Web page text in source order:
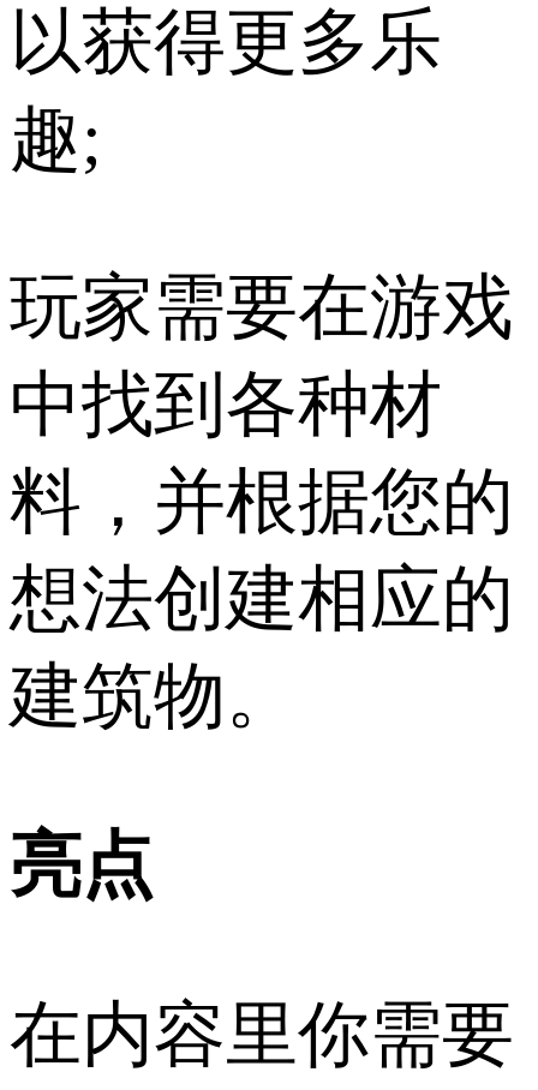
以获得更多乐
趣;
玩家需要在游戏
中找到各种材
料，并根据您的
想法创建相应的
建筑物。
亮点
在内容里你需要